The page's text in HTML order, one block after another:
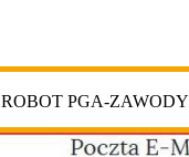
PGA-ZAWODY